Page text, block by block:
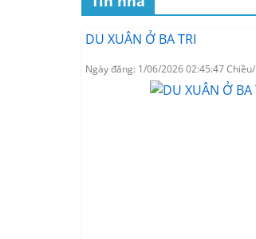
DU XUÂN Ở BA TRI
Ngày đăng: 1/06/2026 02:45:47 Chiều/